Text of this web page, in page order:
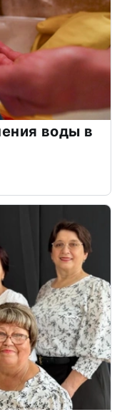
воды в